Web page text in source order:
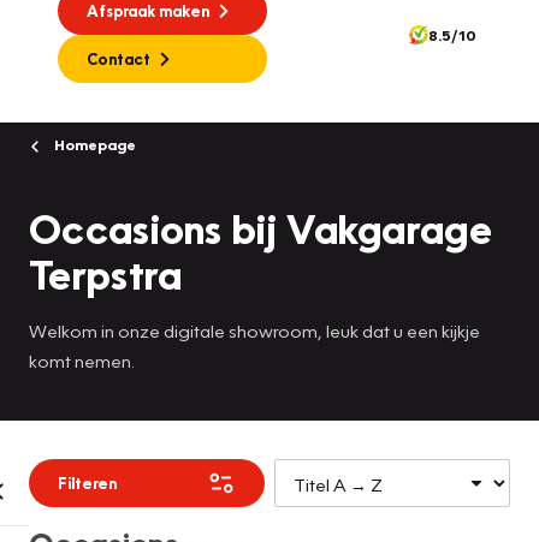
Afspraak maken
Contact
8.5/10
Homepage
Occasions bij Vakgarage
Terpstra
Welkom in onze digitale showroom, leuk dat u een kijkje
komt nemen.
Filteren